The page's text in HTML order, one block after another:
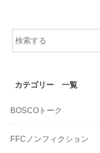
カテゴリー 一覧
BOSCOトーク
FFCノンフィクション